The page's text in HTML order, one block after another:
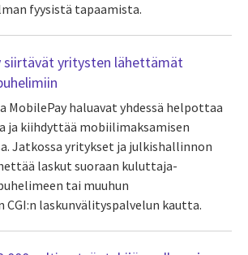
fyysistä tapaamista.
siirtävät yritysten lähettämät
MobilePay haluavat yhdessä helpottaa
ja kiihdyttää mobiilimaksamisen
Jatkossa yritykset ja julkishallinnon
laskut suoraan kuluttaja-
tai muuhun
laskunvälityspalvelun kautta.